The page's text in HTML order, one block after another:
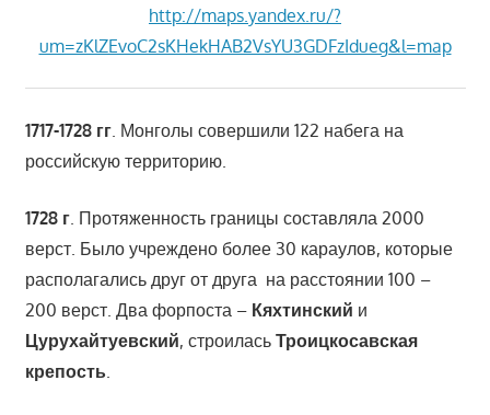
http://maps.yandex.ru/?
um=zKlZEvoC2sKHekHAB2VsYU3GDFzIdueg&l=map
1717-1728 гг. Монголы совершили 122 набега на
российскую территорию.
1728 г. Протяженность границы составляла 2000
верст. Было учреждено более 30 караулов, которые
располагались друг от друга на расстоянии 100 –
200 верст. Два форпоста – Кяхтинский и
Цурухайтуевский, строилась Троицкосавская
крепость.